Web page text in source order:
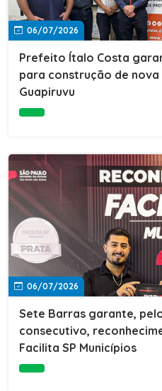
06/07/2026
Prefeito Ítalo Costa
para construção de
Guapiruvu
06/07/2026
Sete Barras garante,
consecutivo,
Facilita SP Municípios